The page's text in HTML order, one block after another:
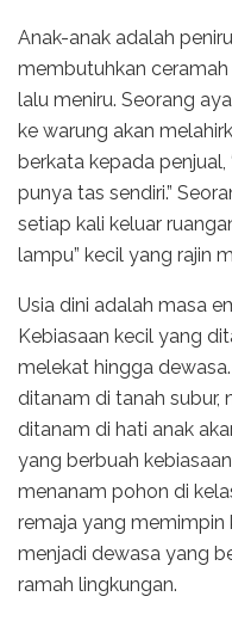
Anak-anak adalah
membutuhkan ceramah
lalu meniru. Seorang
ke warung akan
berkata kepada penjual,
punya tas sendiri.”
setiap kali keluar
lampu” kecil yang rajin
Usia dini adalah masa
Kebiasaan kecil yang
melekat hingga
ditanam di tanah subur,
ditanam di hati anak
yang berbuah
menanam pohon di
remaja yang memimpin
menjadi dewasa yang
ramah lingkungan.